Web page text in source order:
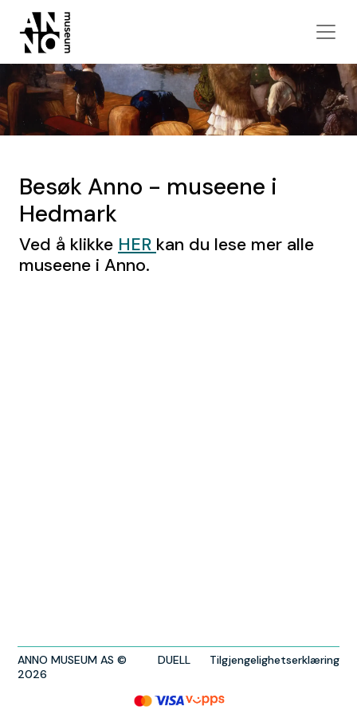
Besøk Anno - museene i
Hedmark
Ved å klikke HER kan du lese mer alle
museene i Anno.
ANNO MUSEUM AS ©
2026
DUELL Tilgjengelighetserklæring